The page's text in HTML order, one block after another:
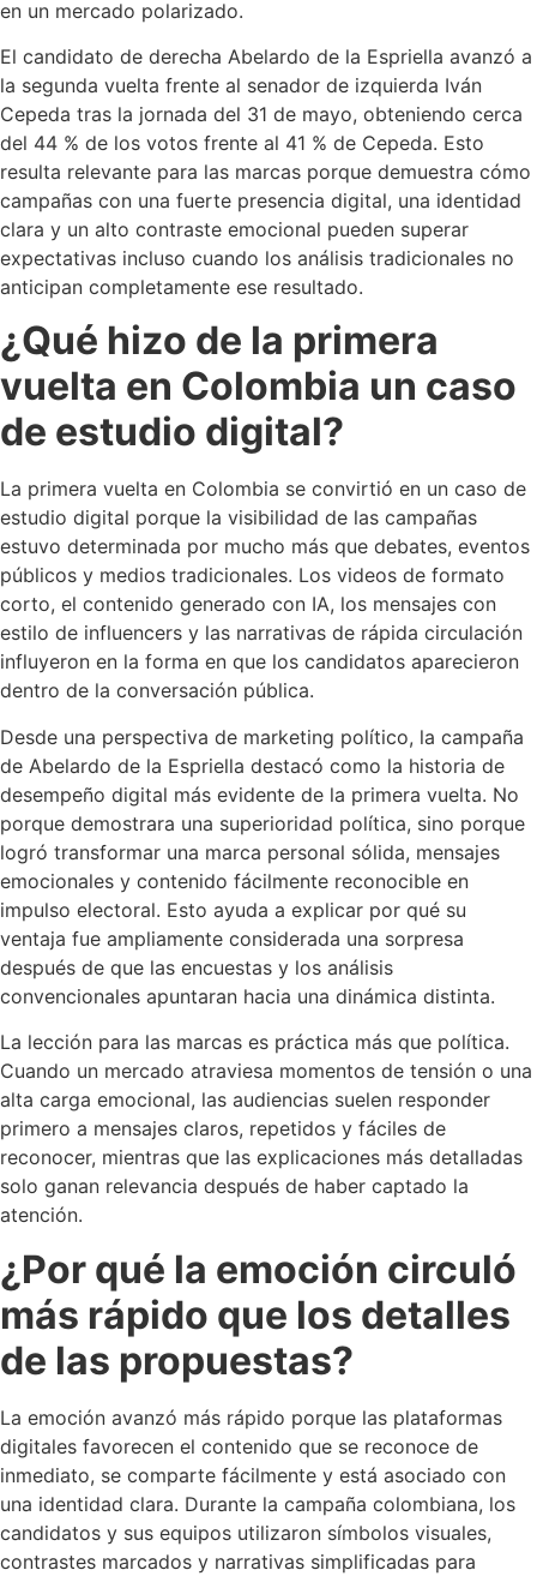
en un mercado polarizado.
El candidato de derecha Abelardo de la Espriella avanzó a
la segunda vuelta frente al senador de izquierda Iván
Cepeda tras la jornada del 31 de mayo, obteniendo cerca
del 44 % de los votos frente al 41 % de Cepeda. Esto
resulta relevante para las marcas porque demuestra cómo
campañas con una fuerte presencia digital, una identidad
clara y un alto contraste emocional pueden superar
expectativas incluso cuando los análisis tradicionales no
anticipan completamente ese resultado.
¿Qué hizo de la primera
vuelta en Colombia un caso
de estudio digital?
La primera vuelta en Colombia se convirtió en un caso de
estudio digital porque la visibilidad de las campañas
estuvo determinada por mucho más que debates, eventos
públicos y medios tradicionales. Los videos de formato
corto, el contenido generado con IA, los mensajes con
estilo de influencers y las narrativas de rápida circulación
influyeron en la forma en que los candidatos aparecieron
dentro de la conversación pública.
Desde una perspectiva de marketing político, la campaña
de Abelardo de la Espriella destacó como la historia de
desempeño digital más evidente de la primera vuelta. No
porque demostrara una superioridad política, sino porque
logró transformar una marca personal sólida, mensajes
emocionales y contenido fácilmente reconocible en
impulso electoral. Esto ayuda a explicar por qué su
ventaja fue ampliamente considerada una sorpresa
después de que las encuestas y los análisis
convencionales apuntaran hacia una dinámica distinta.
La lección para las marcas es práctica más que política.
Cuando un mercado atraviesa momentos de tensión o una
alta carga emocional, las audiencias suelen responder
primero a mensajes claros, repetidos y fáciles de
reconocer, mientras que las explicaciones más detalladas
solo ganan relevancia después de haber captado la
atención.
¿Por qué la emoción circuló
más rápido que los detalles
de las propuestas?
La emoción avanzó más rápido porque las plataformas
digitales favorecen el contenido que se reconoce de
inmediato, se comparte fácilmente y está asociado con
una identidad clara. Durante la campaña colombiana, los
candidatos y sus equipos utilizaron símbolos visuales,
contrastes marcados y narrativas simplificadas para